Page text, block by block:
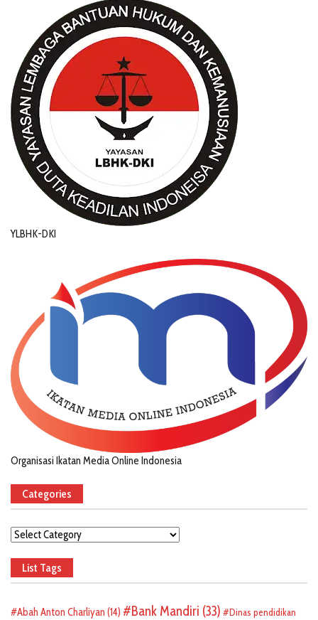
YLBHK-DKI
Organisasi Ikatan Media Online Indonesia
Categories
Categories
List Tags
Abah Anton Charliyan (14) Bank Mandiri (33)
Dinas pendidikan